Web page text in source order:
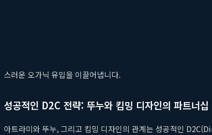
뚜누는 제품 판매에 그치지 않고, 고객이 제품을 100% 활용할
합니다. 물기 마를 날 없는 주방 싱크대 앞, 화분 받침, 젖은 우
스러운 오가닉 유입을 이끌어냅니다.
성공적인 D2C 전략: 뚜누와 킴밍 디자인의 파트너십
아트라미와 뚜누, 그리고 킴밍 디자인의 관계는 성공적인